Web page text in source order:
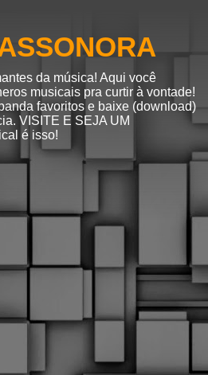
da música! Aqui você
musicais pra curtir à vontade!
favoritos e baixe (download)
VISITE E SEJA UM
é isso!